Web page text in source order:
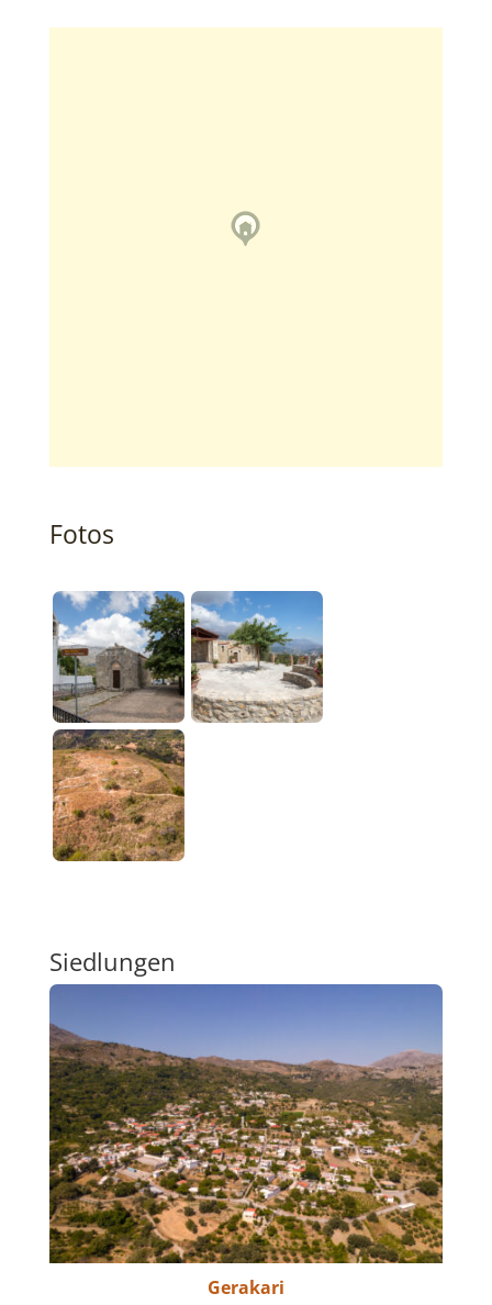
Fotos
Siedlungen
Gerakari